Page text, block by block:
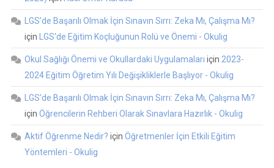
LGS’de Başarılı Olmak İçin Sınavın Sırrı: Zeka Mı, Çalışma Mı?
için
LGS'de Eğitim Koçluğunun Rolü ve Önemi - Okulig
Okul Sağlığı Önemi ve Okullardaki Uygulamaları için 2023-
2024 Eğitim Öğretim Yılı Değişikliklerle Başlıyor - Okulig
LGS’de Başarılı Olmak İçin Sınavın Sırrı: Zeka Mı, Çalışma Mı?
için Öğrencilerin Rehberi Olarak Sınavlara Hazırlık - Okulig
Aktif Öğrenme Nedir? için Öğretmenler İçin Etkili Eğitim
Yöntemleri - Okulig